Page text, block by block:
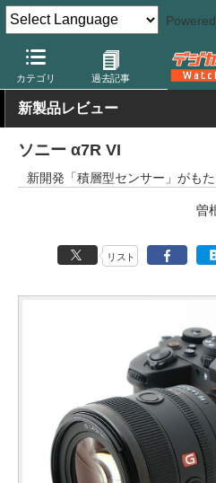
カテゴリ 過去記事
デジカメ Watch カメラ ミラー
新製品レビュー
ソニー α7R VI
新開発「積層型センサー」がも
曽
リスト